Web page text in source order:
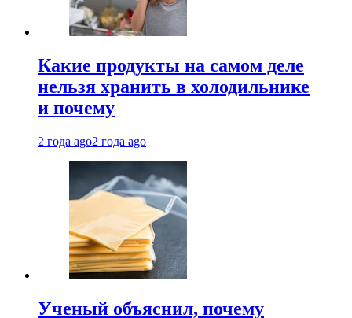
Какие продукты на самом деле
нельзя хранить в холодильнике
и почему
2 года ago2 года ago
Ученый объяснил, почему